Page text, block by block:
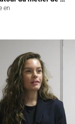
en